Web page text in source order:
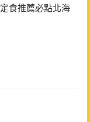
食推薦必點北海